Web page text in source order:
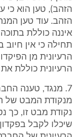
הזהב), טען הוא
הזהב. עוד טען
איננה כוללת
תחילה כי אין
הרעיונית מן
הרעיונית כוללת
7. מנגד, טענה
מנקודת המבט של
נקודת מבט זו, כך
שיכלו לקבל